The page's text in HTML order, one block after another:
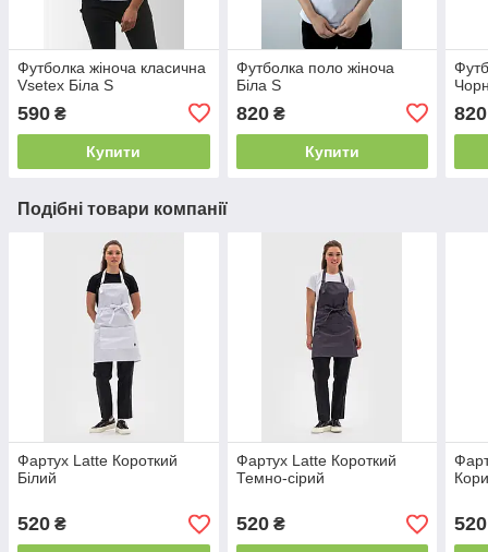
Футболка жіноча класична
Vsetex Біла S
590 ₴
Купити
Футболка поло жіноча
Біла S
820₴
Купити
820
Подібні товари компанії
Фартух Latte Короткий
Білий
520 ₴
Фартух Latte Короткий
Темно-cірий
520₴ 520